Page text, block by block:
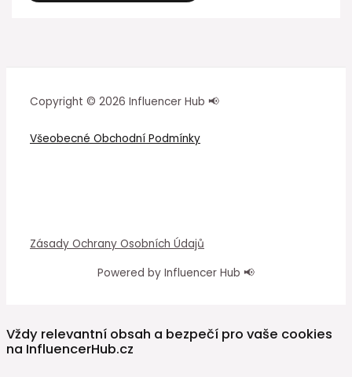
Copyright © 2026 Influencer Hub 📢
Všeobecné Obchodní Podmínky
Zásady Ochrany Osobních Údajů
Powered by Influencer Hub 📢
Vždy relevantní obsah a bezpečí pro vaše cookies
na InfluencerHub.cz